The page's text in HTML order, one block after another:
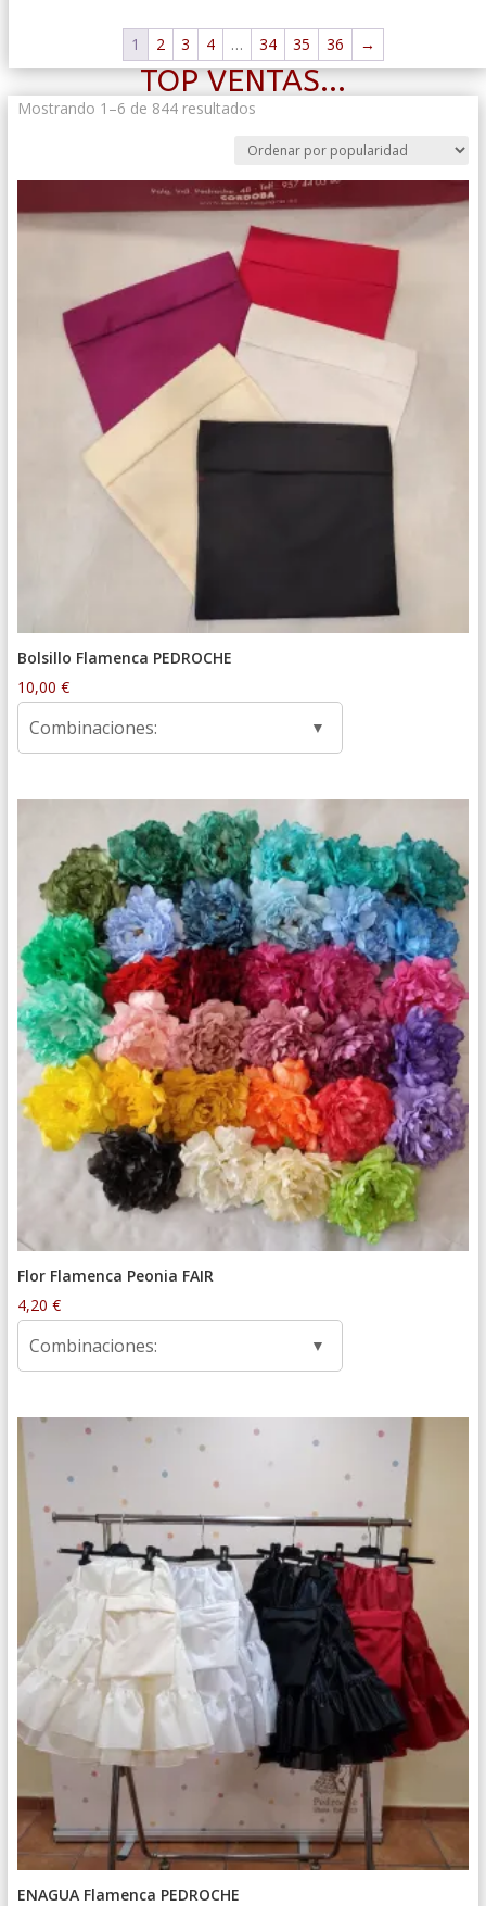
1 2 3 4 … 34 35 36 →
TOP VENTAS...
Mostrando 1–6 de 844 resultadosOrdenado
popularidad
Bolsillo Flamenca PEDROCHE
10,00 €
Combinaciones:
Flor Flamenca Peonia FAIR
4,20 €
Combinaciones:
ENAGUA Flamenca PEDROCHE